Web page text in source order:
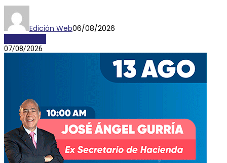
Edición Web06/08/2026
07/08/2026